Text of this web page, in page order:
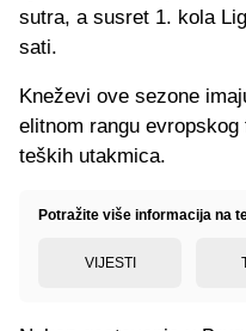
sutra, a susret 1. kola
sati.
Kneževi ove sezone
elitnom rangu
teških utakmica.
Potražite više informacija na
VIJESTI